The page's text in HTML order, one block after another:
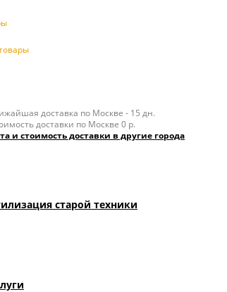
доставка по Москве - 15 дн.
доставки по Москве 0 р.
и стоимость доставки в другие города
старой техники